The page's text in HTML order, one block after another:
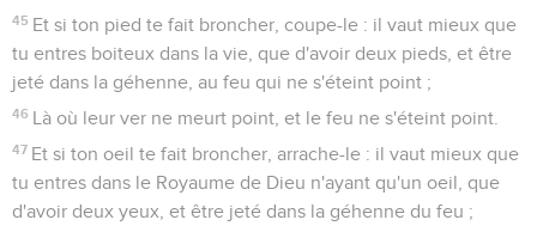
45 Et si ton pied te fait broncher, coupe-le : il vaut mieux que
tu entres boiteux dans la vie, que d'avoir deux pieds, et être
jeté dans la géhenne, au feu qui ne s'éteint point ;
46 Là où leur ver ne meurt point, et le feu ne s'éteint point.
47 Et si ton oeil te fait broncher, arrache-le : il vaut mieux que
tu entres dans le Royaume de Dieu n'ayant qu'un oeil, que
d'avoir deux yeux, et être jeté dans la géhenne du feu ;